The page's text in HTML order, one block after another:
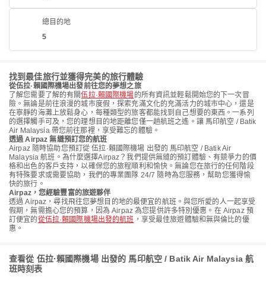
總目的地
5
找到最佳旅行並獲得完美的旅行體驗
從伍拉·賴國際機場出發前往您的夢想之旅
了解您需要了解的有關伍拉·賴國際機場的所有資訊並輕鬆開始您的下一次冒
險。無論是前往浪漫的城市度假，探索充滿文化的充滿活力的城市中心，還是
在寧靜的海灘上放鬆身心，每種類型的旅客都能找到自己想要的東西。一系列
的選擇觸手可及，您的理想目的地距離您僅一趟航班之遙。讓 馬印航空 / Batik
Air Malaysia 帶您前往那裡，享受難忘的體驗。
透過 Airpaz 無縫預訂您的航班
Airpaz 隨時協助您預訂從 伍拉·賴國際機場 出發的 馬印航空 / Batik Air
Malaysia 航班。為什麼選擇Airpaz？我們提供無縫的預訂體驗、有競爭力的價
格和出色的客戶支持，以確保您的旅程順利和愉快。無論您在旅行的任何階段
有特殊要求或需要協助，我們的專業團隊 24/7 隨時為您服務，幫助您獲得愉
快的旅行。
Airpaz，您經驗豐富的旅遊夥伴
透過 Airpaz，尋找飛往您夢想目的地的最便宜的航班。與您所愛的人一起享受
假期，無需擔心您的預算，因為 Airpaz 為您提供許多特別優惠。在 Airpaz 預
訂便宜的從伍拉·賴國際機場出發的航班 ，享受最佳旅遊體驗和無與倫比的優
惠。
查看從 伍拉·賴國際機場 出發的 馬印航空 / Batik Air Malaysia 航
班時刻表